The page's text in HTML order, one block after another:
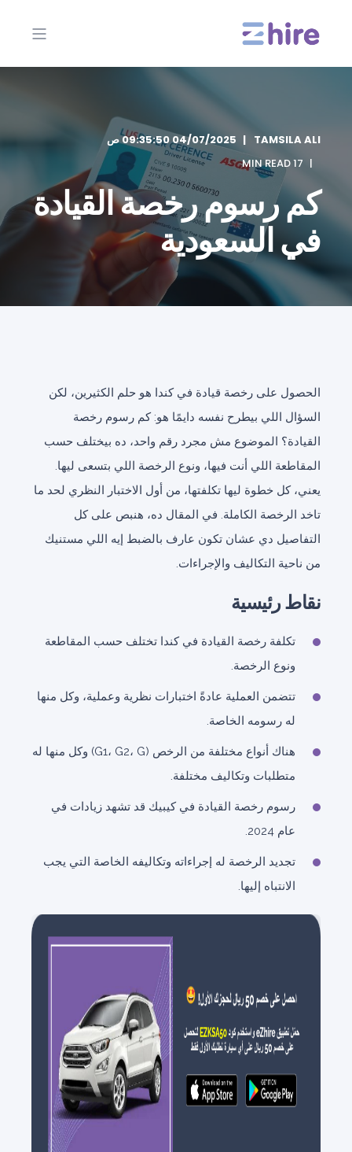
TAMSILA ALI
04/07/2025 09:35:50 ص
17 MIN READ
كم رسوم رخصة القيادة
في السعودية
الحصول على رخصة قيادة في كندا هو حلم الكثيرين، لكن
السؤال اللي بيطرح نفسه دايمًا هو: كم رسوم رخصة
القيادة؟ الموضوع مش مجرد رقم واحد، ده بيختلف حسب
المقاطعة اللي أنت فيها، ونوع الرخصة اللي بتسعى ليها.
يعني، كل خطوة ليها تكلفتها، من أول الاختبار النظري لحد ما
تاخد الرخصة الكاملة. في المقال ده، هنبص على كل
التفاصيل دي عشان تكون عارف بالضبط إيه اللي مستنيك
من ناحية التكاليف والإجراءات.
نقاط رئيسية
تكلفة رخصة القيادة في كندا تختلف حسب المقاطعة
ونوع الرخصة.
تتضمن العملية عادةً اختبارات نظرية وعملية، وكل منها
له رسومه الخاصة.
هناك أنواع مختلفة من الرخص (G1، G2، G) وكل منها له
متطلبات وتكاليف مختلفة.
رسوم رخصة القيادة في كيبيك قد تشهد زيادات في
عام 2024.
تجديد الرخصة له إجراءاته وتكاليفه الخاصة التي يجب
الانتباه إليها.